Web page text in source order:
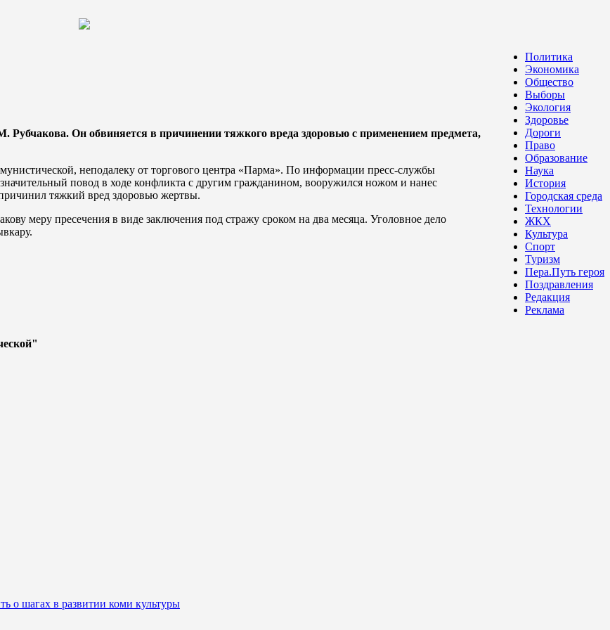
Политика
Экономика
Общество
Выборы
Экология
Здоровье
Дороги
Право
Образование
Наука
История
Городская среда
Технологии
ЖКХ
Культура
Спорт
Туризм
Пера.Путь героя
Поздравления
Редакция
Реклама
Он обвиняется в причинении тяжкого вреда здоровью с применением предмета,
неподалеку от торгового центра «Парма». По информации пресс-службы
повод в ходе конфликта с другим гражданином, вооружился ножом и нанес
тяжкий вред здоровью жертвы.
меру пресечения в виде заключения под стражу сроком на два месяца. Уголовное дело
о шагах в развитии коми культуры